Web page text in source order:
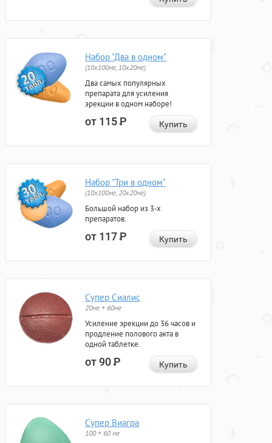
Набор "Два в одном"
(10x100мг, 10x20мг)
Два самых популярных
препарата для усиления
эрекции в одном наборе!
от 115Р Купить
Набор "Три в одном"
(10x100мг, 20x20мг)
Большой набор из 3-х
препаратов.
от 117Р Купить
Супер Сиалис
20мг + 60мг
Усиление эрекции до 36 часов и
продление полового акта в
одной таблетке.
от 90Р Купить
Супер Виагра
100 + 60 мг